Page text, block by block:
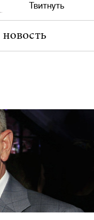
Твитнуть
новость